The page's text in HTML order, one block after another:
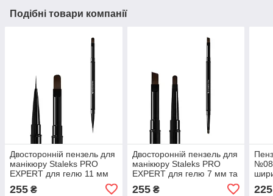
Подібні товари компанії
Двосторонній пензель для
манікюру Staleks PRO
EXPERT для гелю 11 мм
лайнер 10 мм NBE-03/06
255 ₴
Двосторонній пензель для
манікюру Staleks PRO
EXPERT для гелю 7 мм та
255₴
№08
225